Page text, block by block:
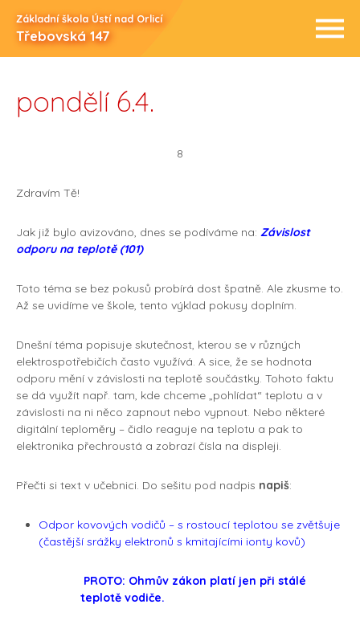
Základní škola Ústí nad Orlicí
Třebovská 147
pondělí 6.4.
8
Zdravím Tě!
Jak již bylo avizováno, dnes se podíváme na: Závislost
odporu na teplotě (101)
Toto téma se bez pokusů probírá dost špatně. Ale zkusme to.
Až se uvidíme ve škole, tento výklad pokusy doplním.
Dnešní téma popisuje skutečnost, kterou se v různých
elektrospotřebičích často využívá. A sice, že se hodnota
odporu mění v závislosti na teplotě součástky. Tohoto faktu
se dá využít např. tam, kde chceme „pohlídat“ teplotu a v
závislosti na ni něco zapnout nebo vypnout. Nebo některé
digitální teploměry – čidlo reaguje na teplotu a pak to
elektronika přechroustá a zobrazí čísla na displeji.
Přečti si text v učebnici. Do sešitu pod nadpis napiš:
Odpor kovových vodičů – s rostoucí teplotou se zvětšuje
(častější srážky elektronů s kmitajícími ionty kovů)
PROTO: Ohmův zákon platí jen při stálé
teplotě vodiče.